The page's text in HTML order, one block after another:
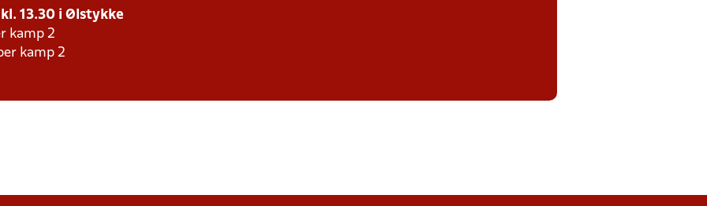
13.30 i Ølstykke
kamp 2
kamp 2